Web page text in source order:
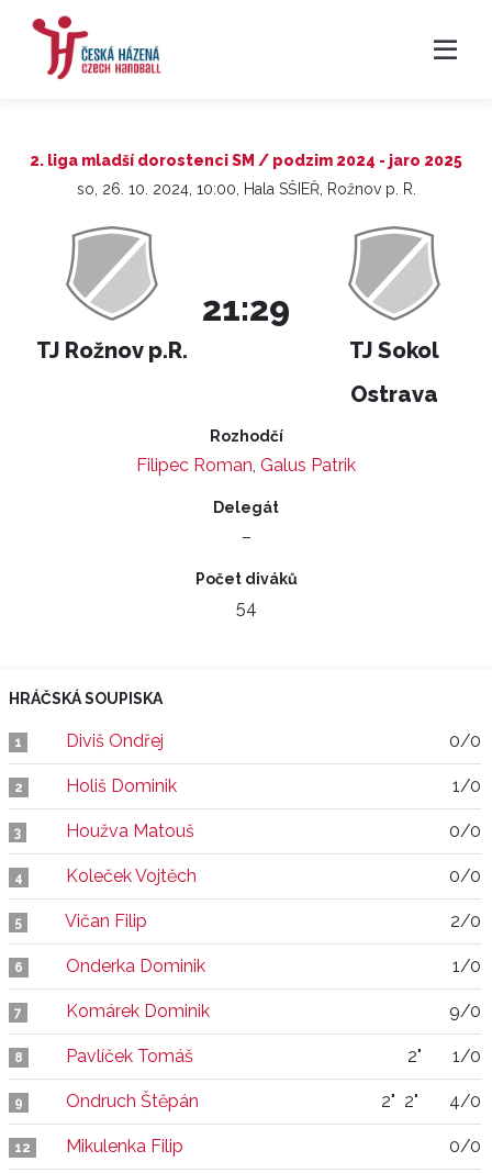
2. liga mladší dorostenci SM / podzim 2024 - jaro 2025
so, 26. 10. 2024, 10:00, Hala SŠIEŘ, Rožnov p. R.
TJ Rožnov p.R.
21:29
TJ Sokol
Ostrava
Rozhodčí
Filipec Roman, Galus Patrik
Delegát
–
Počet diváků
54
HRÁČSKÁ SOUPISKA
1 Diviš Ondřej 0/0
2 Holiš Dominik 1/0
3 Houžva Matouš 0/0
4 Koleček Vojtěch 0/0
5 Vičan Filip 2/0
6 Onderka Dominik 1/0
7 Komárek Dominik 9/0
8 Pavlíček Tomáš 2" 1/0
9 Ondruch Štěpán 2" 2" 4/0
12 Mikulenka Filip 0/0